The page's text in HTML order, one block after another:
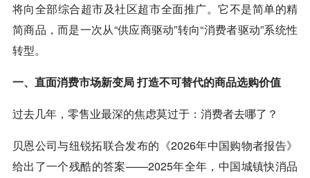
将向全部综合超市及社区超市全面推广。它不是简单的精
简商品，而是一次从“供应商驱动”转向“消费者驱动”系统性
转型。
一、直面消费市场新变局 打造不可替代的商品选购价值
过去几年，零售业最深的焦虑莫过于：消费者去哪了？
贝恩公司与纽锐拓联合发布的《2026年中国购物者报告》
给出了一个残酷的答案——2025年全年，中国城镇快消品